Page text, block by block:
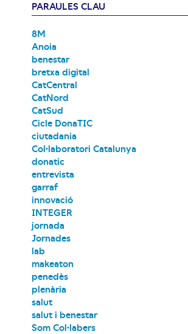
PARAULES CLAU
8M
Anoia
benestar
bretxa digital
CatCentral
CatNord
CatSud
Cicle DonaTIC
ciutadania
Col·laboratori Catalunya
donatic
entrevista
garraf
innovació
INTEGER
jornada
Jornades
lab
makeaton
penedès
plenària
salut
salut i benestar
Som Col·labers